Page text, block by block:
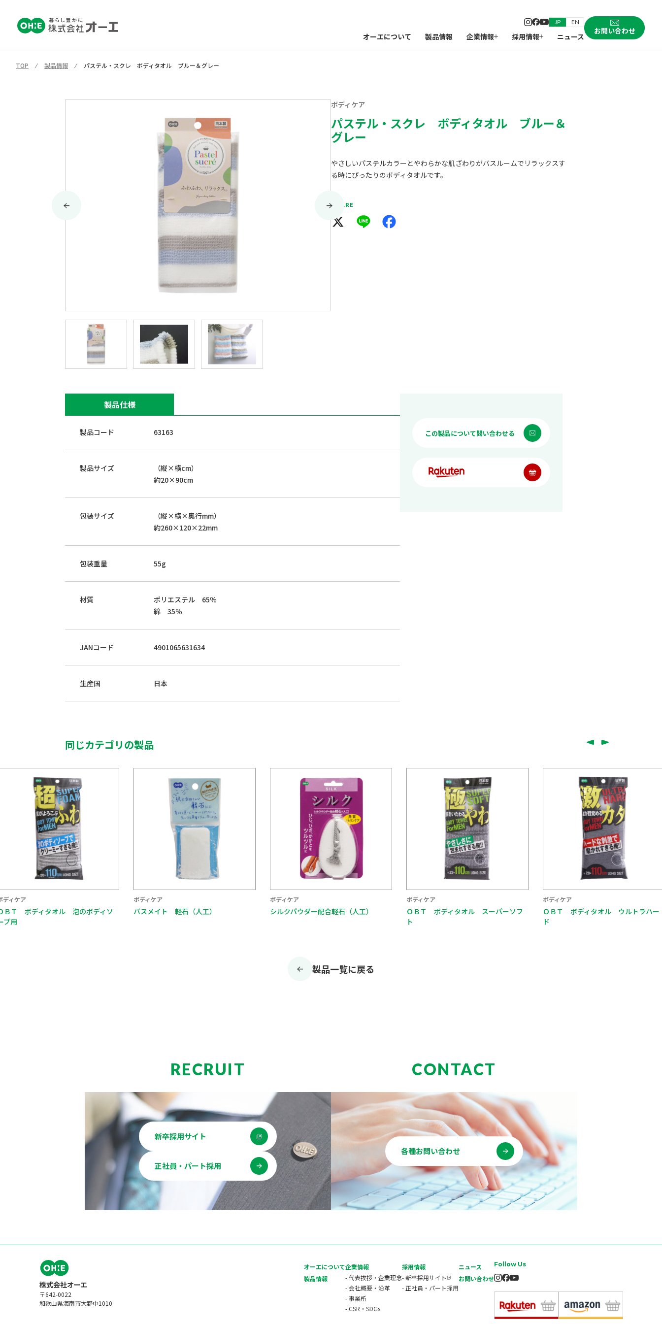
JP EN
オーエについて 製品情報 企業情報 採用情報 ニュース
お問い合わせ
TOP ⁄ 製品情報 ⁄ パステル・スクレ ボディタオル ブルー＆グレー
ボディケア
パステル・スクレ ボディタオル ブルー＆
グレー
やさしいパステルカラーとやわらかな肌ざわりがバスルームでリラックスす
る時にぴったりのボディタオルです。
SHARE
Line
製品仕様
製品コード 63163
製品サイズ
（縦×横cm）
約20×90cm
包装サイズ
（縦×横×奥行mm）
約260×120×22mm
包装重量 55g
材質
ポリエステル 65％
綿 35％
JANコード 4901065631634
生産国 日本
この製品について問い合わせる
同じカテゴリの製品
ディケア
ＢＴ ボディタオル 泡のボディソ
プ用
ボディケア
バスメイト 軽石（人工）
ボディケア
シルクパウダー配合軽石（人工）
ボディケア
ＯＢＴ ボディタオル スーパーソフ
ト
ボディケア
ＯＢＴ ボディタオル ウルトラハー
ド
製品一覧に戻る
RECRUIT
新卒採用サイト
正社員・パート採用
CONTACT
各種お問い合わせ
〒642-0022
和歌山県海南市大野中1010
オーエについて
製品情報
企業情報
- 代表挨拶・企業理念
- 会社概要・沿革
- 事業所
- CSR・SDGs
採用情報
- 新卒採用サイト
- 正社員・パート採用
ニュース
お問い合わせ
Follow Us